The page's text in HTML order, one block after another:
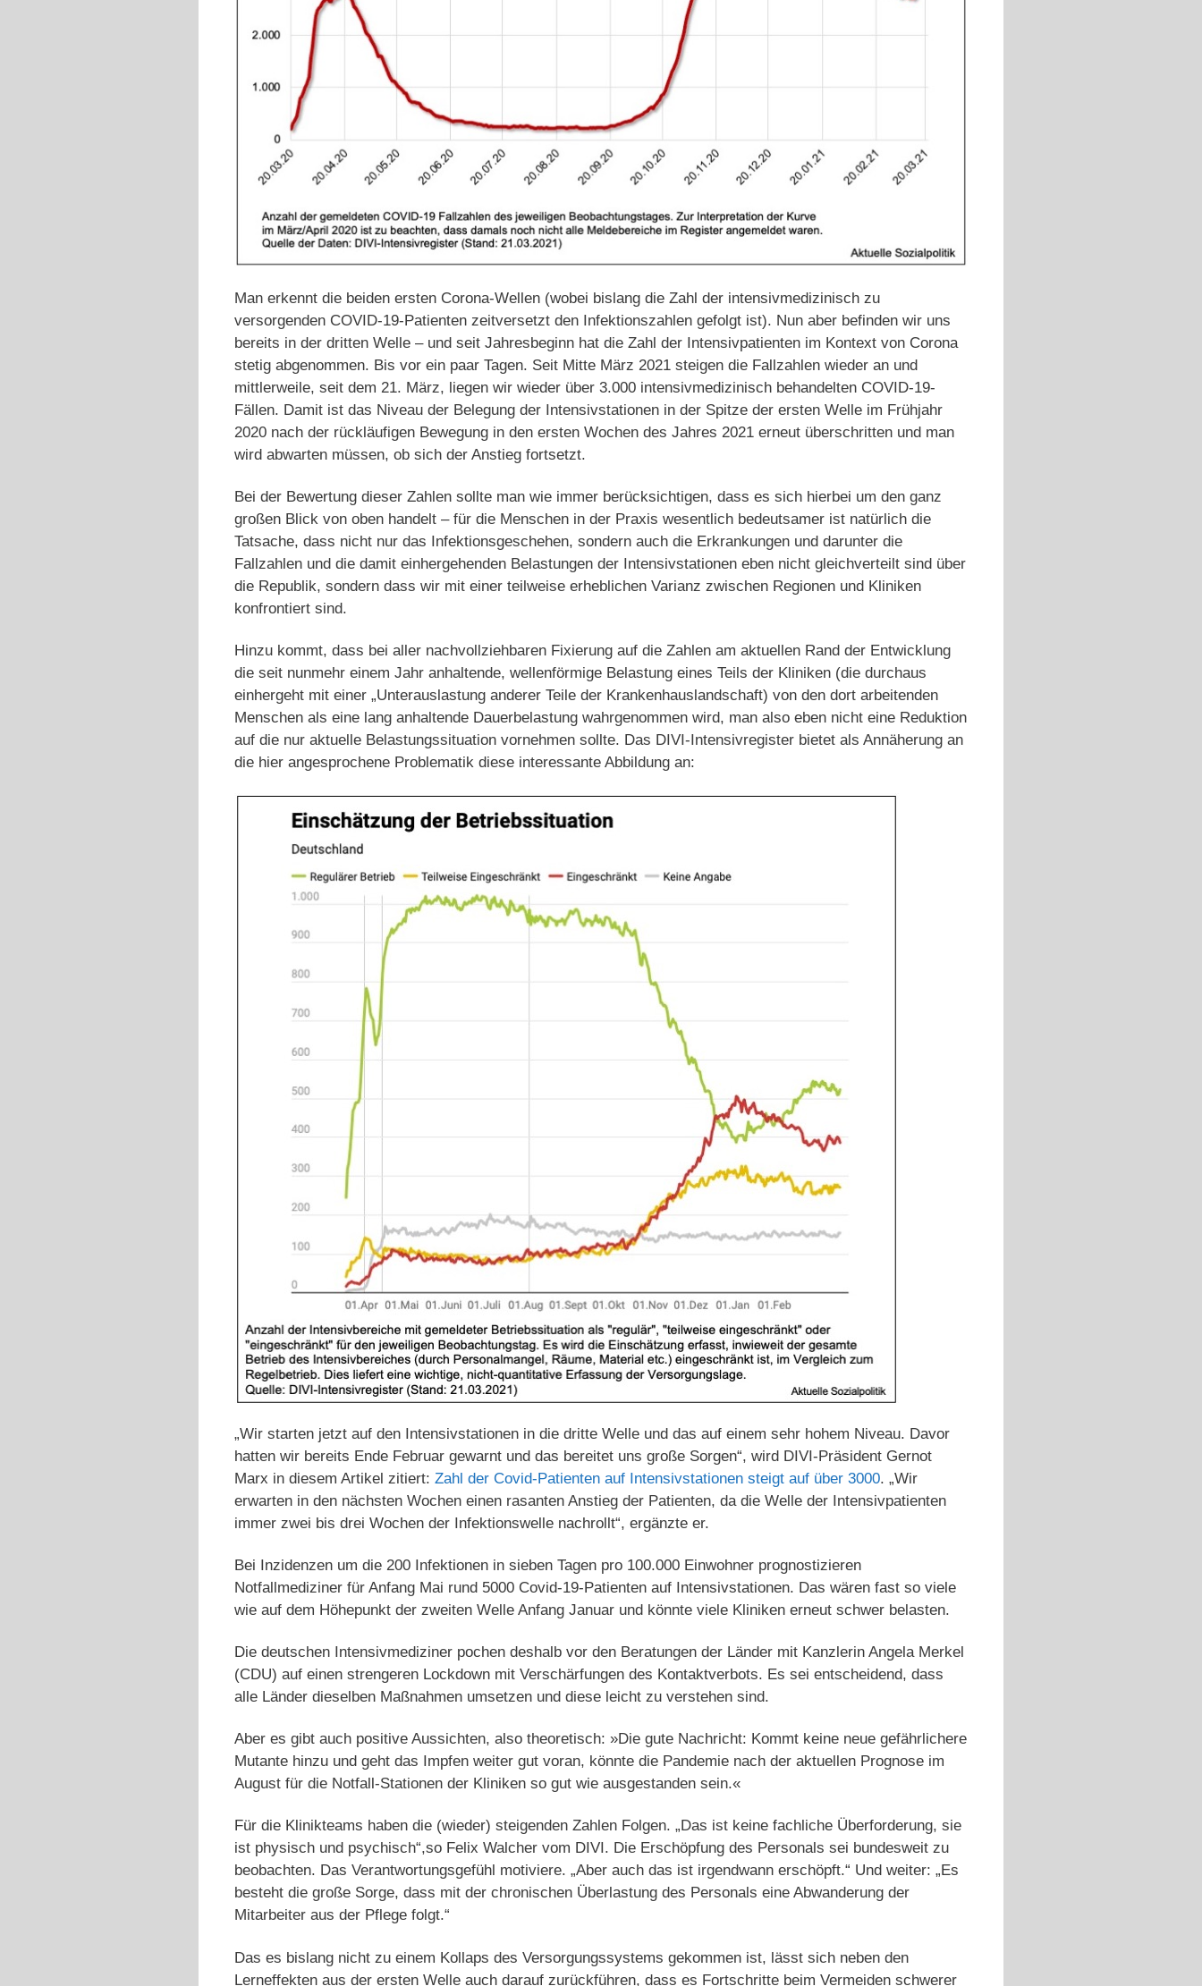
Man erkennt die beiden ersten Corona-Wellen (wobei bislang die Zahl der intensivmedizinisch zu
versorgenden COVID-19-Patienten zeitversetzt den Infektionszahlen gefolgt ist). Nun aber befinden wir uns
bereits in der dritten Welle – und seit Jahresbeginn hat die Zahl der Intensivpatienten im Kontext von Corona
stetig abgenommen. Bis vor ein paar Tagen. Seit Mitte März 2021 steigen die Fallzahlen wieder an und
mittlerweile, seit dem 21. März, liegen wir wieder über 3.000 intensivmedizinisch behandelten COVID-19-
Fällen. Damit ist das Niveau der Belegung der Intensivstationen in der Spitze der ersten Welle im Frühjahr
2020 nach der rückläufigen Bewegung in den ersten Wochen des Jahres 2021 erneut überschritten und man
wird abwarten müssen, ob sich der Anstieg fortsetzt.
Bei der Bewertung dieser Zahlen sollte man wie immer berücksichtigen, dass es sich hierbei um den ganz
großen Blick von oben handelt – für die Menschen in der Praxis wesentlich bedeutsamer ist natürlich die
Tatsache, dass nicht nur das Infektionsgeschehen, sondern auch die Erkrankungen und darunter die
Fallzahlen und die damit einhergehenden Belastungen der Intensivstationen eben nicht gleichverteilt sind über
die Republik, sondern dass wir mit einer teilweise erheblichen Varianz zwischen Regionen und Kliniken
konfrontiert sind.
Hinzu kommt, dass bei aller nachvollziehbaren Fixierung auf die Zahlen am aktuellen Rand der Entwicklung
die seit nunmehr einem Jahr anhaltende, wellenförmige Belastung eines Teils der Kliniken (die durchaus
einhergeht mit einer „Unterauslastung anderer Teile der Krankenhauslandschaft) von den dort arbeitenden
Menschen als eine lang anhaltende Dauerbelastung wahrgenommen wird, man also eben nicht eine Reduktion
auf die nur aktuelle Belastungssituation vornehmen sollte. Das DIVI-Intensivregister bietet als Annäherung an
die hier angesprochene Problematik diese interessante Abbildung an:
„Wir starten jetzt auf den Intensivstationen in die dritte Welle und das auf einem sehr hohem Niveau. Davor
hatten wir bereits Ende Februar gewarnt und das bereitet uns große Sorgen“, wird DIVI-Präsident Gernot
Marx in diesem Artikel zitiert: Zahl der Covid-Patienten auf Intensivstationen steigt auf über 3000. „Wir
erwarten in den nächsten Wochen einen rasanten Anstieg der Patienten, da die Welle der Intensivpatienten
immer zwei bis drei Wochen der Infektionswelle nachrollt“, ergänzte er.
Bei Inzidenzen um die 200 Infektionen in sieben Tagen pro 100.000 Einwohner prognostizieren
Notfallmediziner für Anfang Mai rund 5000 Covid-19-Patienten auf Intensivstationen. Das wären fast so viele
wie auf dem Höhepunkt der zweiten Welle Anfang Januar und könnte viele Kliniken erneut schwer belasten.
Die deutschen Intensivmediziner pochen deshalb vor den Beratungen der Länder mit Kanzlerin Angela Merkel
(CDU) auf einen strengeren Lockdown mit Verschärfungen des Kontaktverbots. Es sei entscheidend, dass
alle Länder dieselben Maßnahmen umsetzen und diese leicht zu verstehen sind.
Aber es gibt auch positive Aussichten, also theoretisch: »Die gute Nachricht: Kommt keine neue gefährlichere
Mutante hinzu und geht das Impfen weiter gut voran, könnte die Pandemie nach der aktuellen Prognose im
August für die Notfall-Stationen der Kliniken so gut wie ausgestanden sein.«
Für die Klinikteams haben die (wieder) steigenden Zahlen Folgen. „Das ist keine fachliche Überforderung, sie
ist physisch und psychisch“,so Felix Walcher vom DIVI. Die Erschöpfung des Personals sei bundesweit zu
beobachten. Das Verantwortungsgefühl motiviere. „Aber auch das ist irgendwann erschöpft.“ Und weiter: „Es
besteht die große Sorge, dass mit der chronischen Überlastung des Personals eine Abwanderung der
Mitarbeiter aus der Pflege folgt.“
Das es bislang nicht zu einem Kollaps des Versorgungssystems gekommen ist, lässt sich neben den
Lerneffekten aus der ersten Welle auch darauf zurückführen, dass es Fortschritte beim Vermeiden schwerer